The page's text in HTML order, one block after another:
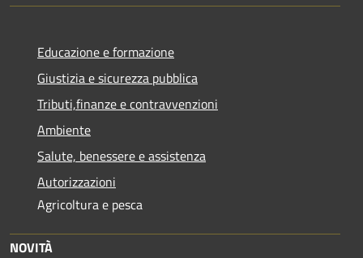
Educazione e formazione
Giustizia e sicurezza pubblica
Tributi,finanze e contravvenzioni
Ambiente
Salute, benessere e assistenza
Autorizzazioni
Agricoltura e pesca
NOVITÀ